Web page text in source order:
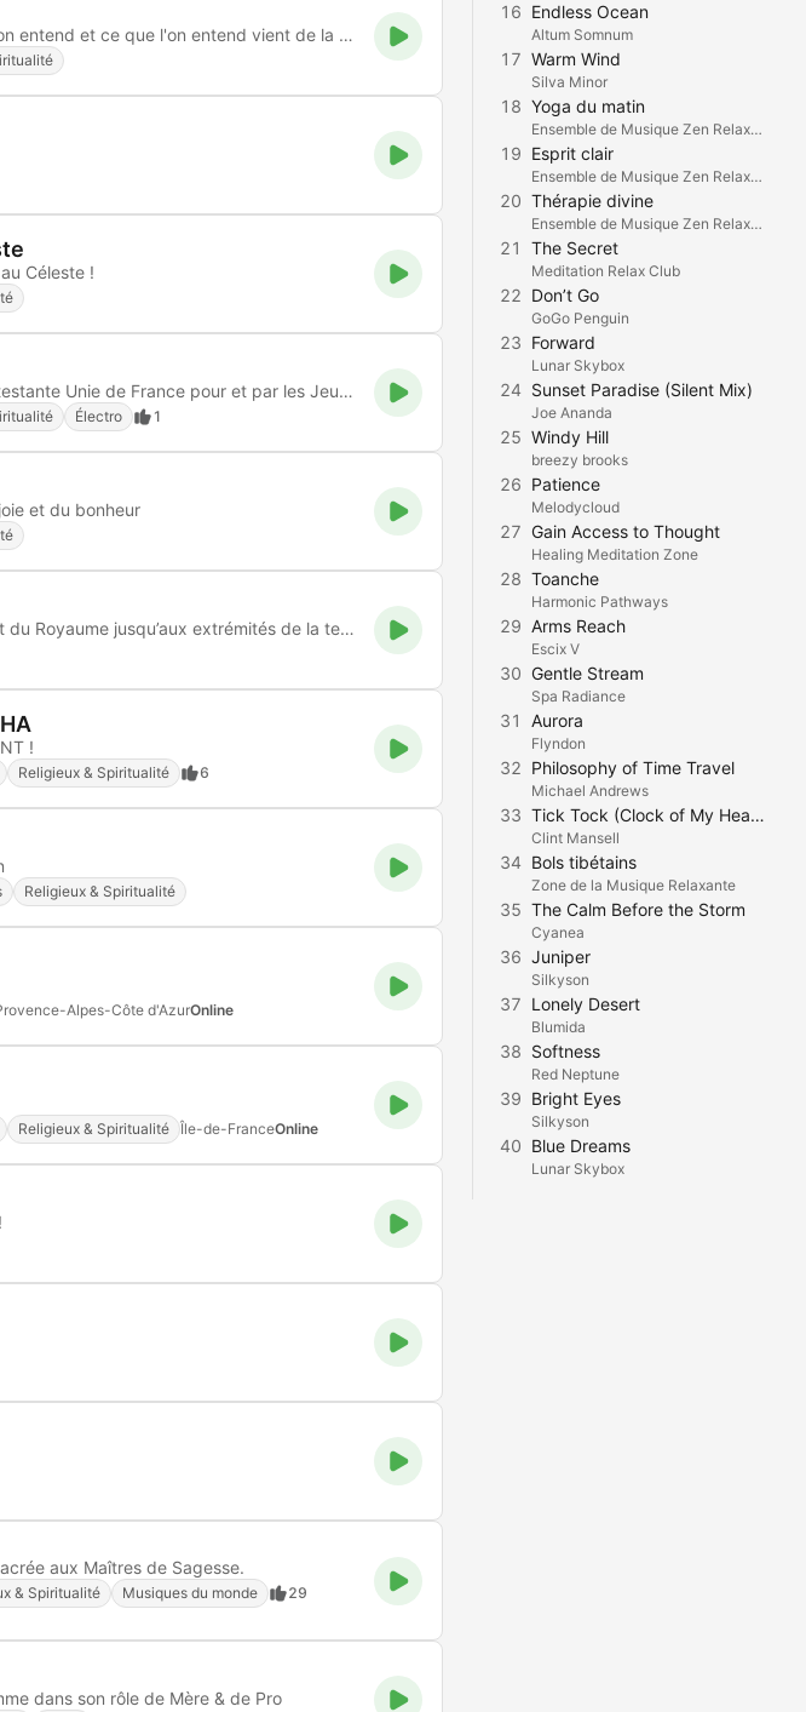
Car la Foi vient de ce que l'on entend et ce que l'on entend vient de la Parole de Dieu. La Bible, Rom 10,17
Céleste !
La webradio de l'Eglise Protestante Unie de France pour et par les Jeunes. EJR Radio, la radio pour tous !
Électro 1
et du bonheur
Radio E-VIVA, le mouvement du Royaume jusqu’aux extrémités de la terre.
!
Religieux & Spiritualité 6
Religieux & Spiritualité
Alpes-Côte d'AzurOnline
Religieux & Spiritualité Île-de-FranceOnline
aux Maîtres de Sagesse.
& Spiritualité Musiques du monde
29
dans son rôle de Mère & de Pro
16 Endless Ocean
Altum Somnum
17 Warm Wind
Silva Minor
18 Yoga du matin
Ensemble de Musique Zen Relaxante
19 Esprit clair
Ensemble de Musique Zen Relaxante
20 Thérapie divine
Ensemble de Musique Zen Relaxante
21 The Secret
Meditation Relax Club
22 Don’t Go
GoGo Penguin
23 Forward
Lunar Skybox
24 Sunset Paradise (Silent Mix)
Joe Ananda
25 Windy Hill
breezy brooks
26 Patience
Melodycloud
27 Gain Access to Thought
Healing Meditation Zone
28 Toanche
Harmonic Pathways
29 Arms Reach
Escix V
30 Gentle Stream
Spa Radiance
31 Aurora
Flyndon
32 Philosophy of Time Travel
Michael Andrews
33 Tick Tock (Clock of My Heart)
Clint Mansell
34 Bols tibétains
Zone de la Musique Relaxante
35 The Calm Before the Storm
Cyanea
36 Juniper
Silkyson
37 Lonely Desert
Blumida
38 Softness
Red Neptune
39 Bright Eyes
Silkyson
40 Blue Dreams
Lunar Skybox